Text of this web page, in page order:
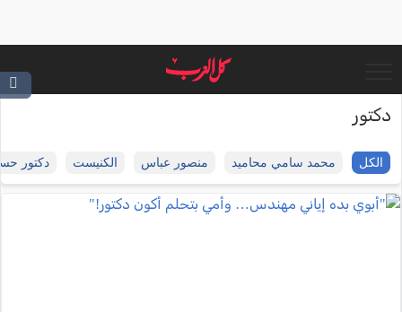
دكتور
الكل محمد سامي محاميد منصور عباس الكنيست دكتور